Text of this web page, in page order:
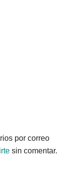
por correo
sin comentar.